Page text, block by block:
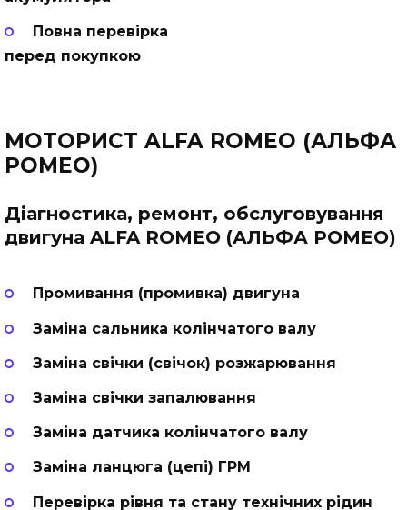
Повна перевірка
перед покупкою
МОТОРИСТ ALFA ROMEO (АЛЬФА
РОМЕО)
Діагностика, ремонт, обслуговування
двигуна ALFA ROMEO (АЛЬФА РОМЕО)
Промивання (промивка) двигуна
Заміна сальника колінчатого валу
Заміна свічки (свічок) розжарювання
Заміна свічки запалювання
Заміна датчика колінчатого валу
Заміна ланцюга (цепі) ГРМ
Перевірка рівня та стану технічних рідин